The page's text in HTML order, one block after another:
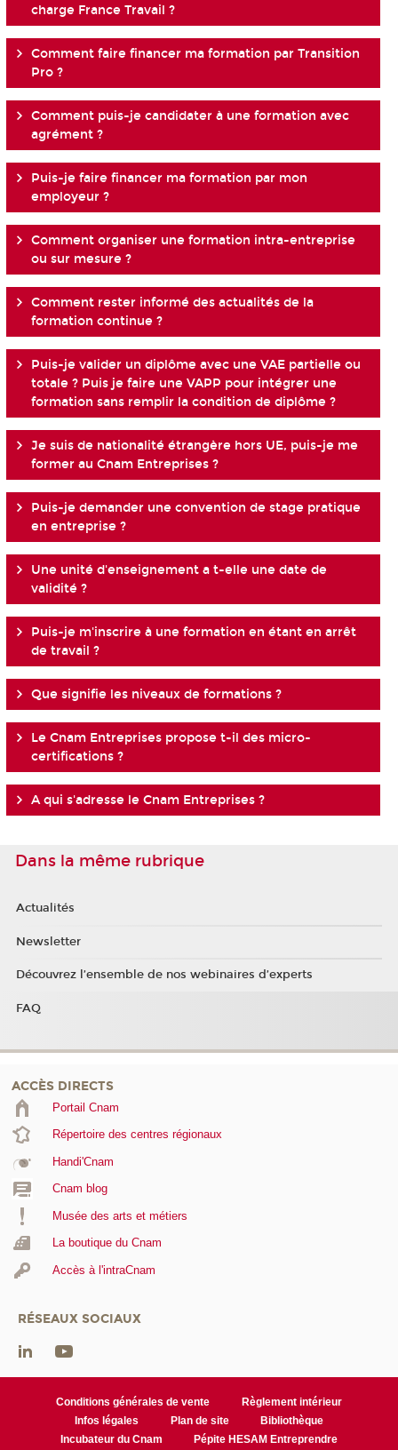
charge France Travail ?
Comment faire financer ma formation par Transition
Pro ?
Comment puis-je candidater à une formation avec
agrément ?
Puis-je faire financer ma formation par mon
employeur ?
Comment organiser une formation intra-entreprise
ou sur mesure ?
Comment rester informé des actualités de la
formation continue ?
Puis-je valider un diplôme avec une VAE partielle ou
totale ? Puis je faire une VAPP pour intégrer une
formation sans remplir la condition de diplôme ?
Je suis de nationalité étrangère hors UE, puis-je me
former au Cnam Entreprises ?
Puis-je demander une convention de stage pratique
en entreprise ?
Une unité d'enseignement a t-elle une date de
validité ?
Puis-je m'inscrire à une formation en étant en arrêt
de travail ?
Que signifie les niveaux de formations ?
Le Cnam Entreprises propose t-il des micro-
certifications ?
A qui s'adresse le Cnam Entreprises ?
Dans la même rubrique
Actualités
Newsletter
Découvrez l’ensemble de nos webinaires d’experts
FAQ
ACCÈS DIRECTS
Portail Cnam
Répertoire des centres régionaux
Handi'Cnam
Cnam blog
Musée des arts et métiers
La boutique du Cnam
Accès à l'intraCnam
RÉSEAUX SOCIAUX
Conditions générales de vente
Règlement intérieur
Infos légales
Plan de site
Bibliothèque
Incubateur du Cnam
Pépite HESAM Entreprendre